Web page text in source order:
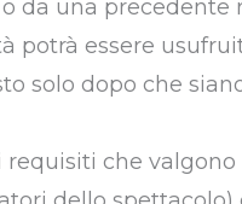
da una precedente
essere
solo dopo che
che